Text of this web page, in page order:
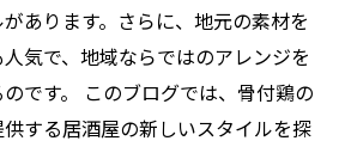
あります。さらに、地元の素材を
気で、地域ならではのアレンジを
です。 このブログでは、骨付鶏の
する居酒屋の新しいスタイルを探